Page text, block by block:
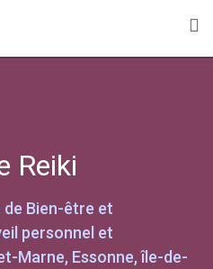
Reiki
de Bien-être et
personnel et
Marne, Essonne, île-de-